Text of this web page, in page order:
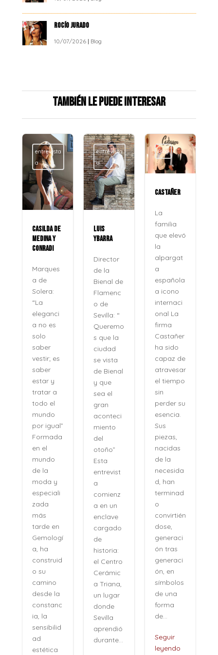
ROCÍO JURADO
10/07/2026| Blog
También le puede interesar
entrevista
a
CASILDA DE
MEDINA Y
CONRADI
Marques
a de
Solera:
“La
eleganci
a no es
solo
saber
vestir; es
saber
estar y
tratar a
todo el
mundo
por igual”
Formada
en el
mundo
de la
moda y
especiali
zada
más
tarde en
Gemologí
a, ha
construid
o su
camino
desde la
constanc
ia, la
sensibilid
ad
estética
entrevista
a
LUIS
YBARRA
Director
de la
Bienal de
Flamenc
o de
Sevilla: “
Queremo
s que la
ciudad
se vista
de Bienal
y que
sea el
gran
aconteci
miento
del
otoño”
Esta
entrevist
a
comienz
a en un
enclave
cargado
de
historia:
el Centro
Cerámic
a Triana,
un lugar
donde
Sevilla
aprendió
durante...
Blog
CASTAÑER
La
familia
que elevó
la
alpargat
a
española
a icono
internaci
onal La
firma
Castañer
ha sido
capaz de
atravesar
el tiempo
sin
perder su
esencia.
Sus
piezas,
nacidas
de la
necesida
d, han
terminad
o
convirtién
dose,
generaci
ón tras
generaci
ón, en
símbolos
de una
forma
de...
Seguir
leyendo